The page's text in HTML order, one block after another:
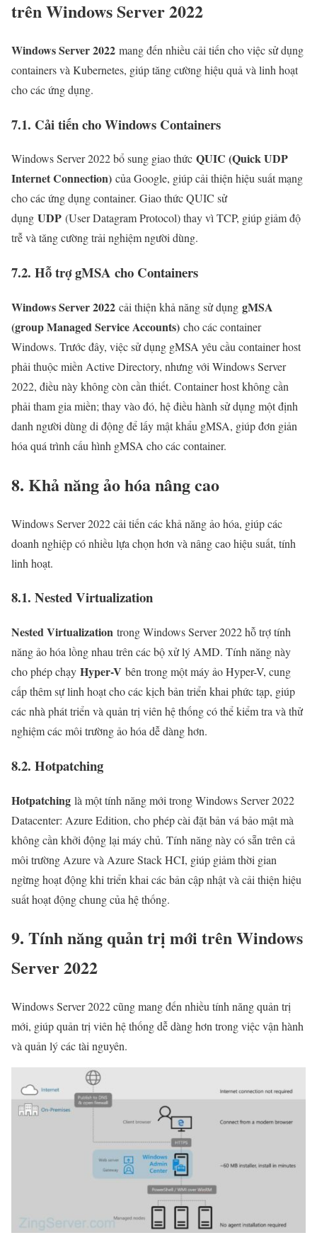
trên Windows Server 2022
Windows Server 2022 mang đến nhiều cải tiến cho việc sử dụng
containers và Kubernetes, giúp tăng cường hiệu quả và linh hoạt
cho các ứng dụng.
7.1. Cải tiến cho Windows Containers
Windows Server 2022 bổ sung giao thức QUIC (Quick UDP
Internet Connection) của Google, giúp cải thiện hiệu suất mạng
cho các ứng dụng container. Giao thức QUIC sử
dụng UDP (User Datagram Protocol) thay vì TCP, giúp giảm độ
trễ và tăng cường trải nghiệm người dùng.
7.2. Hỗ trợ gMSA cho Containers
Windows Server 2022 cải thiện khả năng sử dụng gMSA
(group Managed Service Accounts) cho các container
Windows. Trước đây, việc sử dụng gMSA yêu cầu container host
phải thuộc miền Active Directory, nhưng với Windows Server
2022, điều này không còn cần thiết. Container host không cần
phải tham gia miền; thay vào đó, hệ điều hành sử dụng một định
danh người dùng di động để lấy mật khẩu gMSA, giúp đơn giản
hóa quá trình cấu hình gMSA cho các container.
8. Khả năng ảo hóa nâng cao
Windows Server 2022 cải tiến các khả năng ảo hóa, giúp các
doanh nghiệp có nhiều lựa chọn hơn và nâng cao hiệu suất, tính
linh hoạt.
8.1. Nested Virtualization
Nested Virtualization trong Windows Server 2022 hỗ trợ tính
năng ảo hóa lồng nhau trên các bộ xử lý AMD. Tính năng này
cho phép chạy Hyper-V bên trong một máy ảo Hyper-V, cung
cấp thêm sự linh hoạt cho các kịch bản triển khai phức tạp, giúp
các nhà phát triển và quản trị viên hệ thống có thể kiểm tra và thử
nghiệm các môi trường ảo hóa dễ dàng hơn.
8.2. Hotpatching
Hotpatching là một tính năng mới trong Windows Server 2022
Datacenter: Azure Edition, cho phép cài đặt bản vá bảo mật mà
không cần khởi động lại máy chủ. Tính năng này có sẵn trên cả
môi trường Azure và Azure Stack HCI, giúp giảm thời gian
ngừng hoạt động khi triển khai các bản cập nhật và cải thiện hiệu
suất hoạt động chung của hệ thống.
9. Tính năng quản trị mới trên Windows
Server 2022
Windows Server 2022 cũng mang đến nhiều tính năng quản trị
mới, giúp quản trị viên hệ thống dễ dàng hơn trong việc vận hành
và quản lý các tài nguyên.